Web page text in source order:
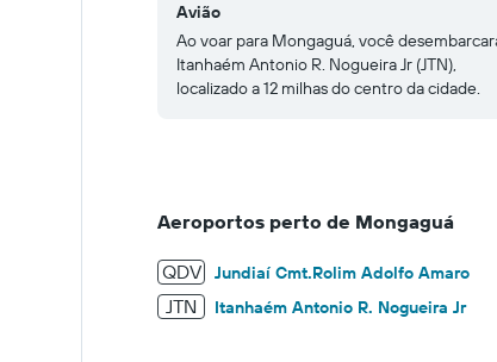
Avião
Ao voar para Mongaguá, você
Itanhaém Antonio R. Nogueira Jr (JTN),
localizado a 12 milhas do centro da cidade.
Aeroportos perto de Mongaguá
QDV Jundiaí Cmt.Rolim Adolfo Amaro
JTN Itanhaém Antonio R. Nogueira Jr